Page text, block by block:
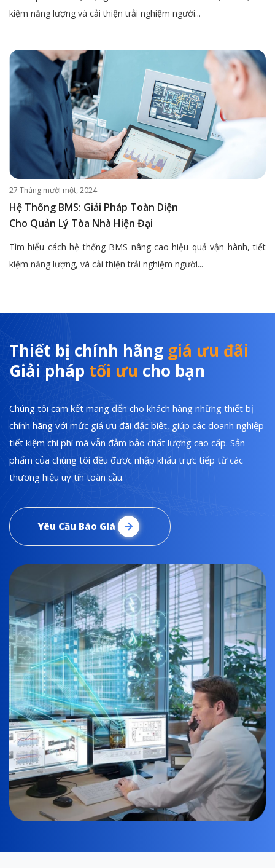
kiệm năng lượng và cải thiện trải nghiệm người...
27 Tháng mười một, 2024
Hệ Thống BMS: Giải Pháp Toàn Diện
Cho Quản Lý Tòa Nhà Hiện Đại
Tìm hiểu cách hệ thống BMS nâng cao hiệu quả vận hành, tiết
kiệm năng lượng, và cải thiện trải nghiệm người...
Thiết bị chính hãng giá ưu đãi
Giải pháp tối ưu cho bạn
Chúng tôi cam kết mang đến cho khách hàng những thiết bị
chính hãng với mức giá ưu đãi đặc biệt, giúp các doanh nghiệp
tiết kiệm chi phí mà vẫn đảm bảo chất lượng cao cấp. Sản
phẩm của chúng tôi đều được nhập khẩu trực tiếp từ các
thương hiệu uy tín toàn cầu.
Yêu Cầu Báo Giá